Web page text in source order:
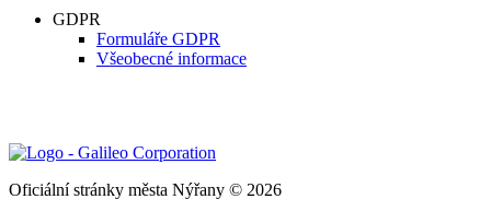
GDPR
Formuláře GDPR
Všeobecné informace
Oficiální stránky města Nýřany © 2026